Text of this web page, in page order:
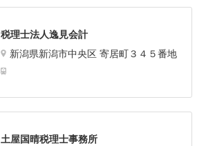
税理士法人逸見会計
新潟県新潟市中央区 寄居町３４５番地
土屋国晴税理士事務所